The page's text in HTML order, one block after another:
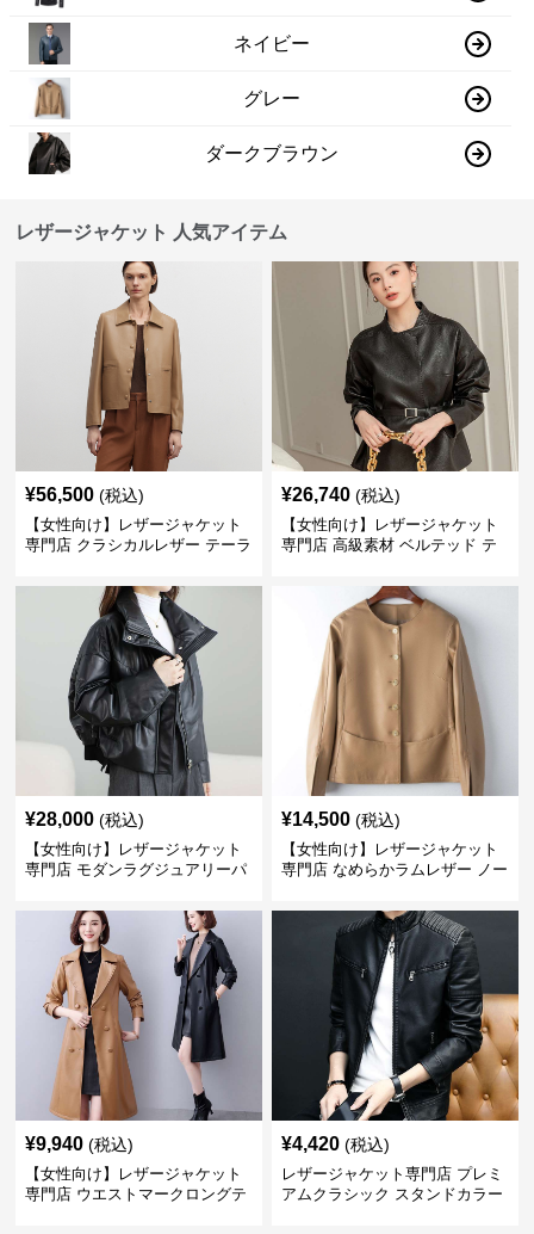
ネイビー
グレー
ダークブラウン
レザージャケット 人気アイテム
¥56,500 (税込)
【女性向け】レザージャケット
専門店 クラシカルレザー テーラ
¥26,740 (税込)
【女性向け】レザージャケット
専門店 高級素材 ベルテッド テ
¥28,000 (税込)
【女性向け】レザージャケット
専門店 モダンラグジュアリーパ
¥14,500 (税込)
【女性向け】レザージャケット
専門店 なめらかラムレザー ノー
¥9,940 (税込)
【女性向け】レザージャケット
専門店 ウエストマークロングテ
¥4,420 (税込)
レザージャケット専門店 プレミ
アムクラシック スタンドカラー